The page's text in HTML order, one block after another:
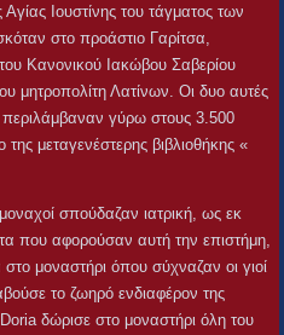
Ιουστίνης του τάγματος των
στο προάστιο Γαρίτσα,
Κανονικού Ιακώβου Σαβερίου
μητροπολίτη Λατίνων. Οι δυο αυτές
περιλάμβαναν γύρω στους 3.500
μεταγενέστερης βιβλιοθήκης «
σπούδαζαν ιατρική, ως εκ
που αφορούσαν αυτή την επιστήμη,
μοναστήρι όπου σύχναζαν οι γιοί
το ζωηρό ενδιαφέρον της
δώρισε στο μοναστήρι όλη του